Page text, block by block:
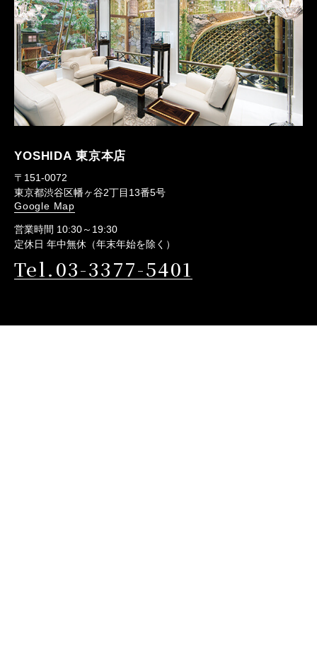
YOSHIDA 東京本店
〒151-0072
東京都渋谷区幡ヶ谷2丁目13番5号
Google Map
営業時間 10:30～19:30
定休日 年中無休（年末年始を除く）
Tel.03-3377-5401